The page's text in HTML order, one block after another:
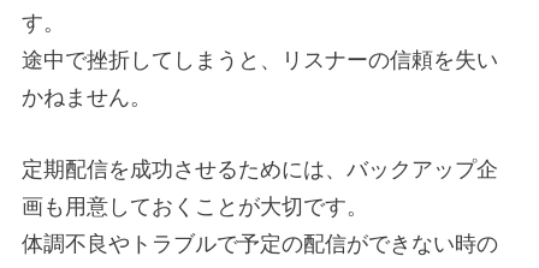
す。
途中で挫折してしまうと、リスナーの信頼を失い
かねません。
定期配信を成功させるためには、バックアップ企
画も用意しておくことが大切です。
体調不良やトラブルで予定の配信ができない時の